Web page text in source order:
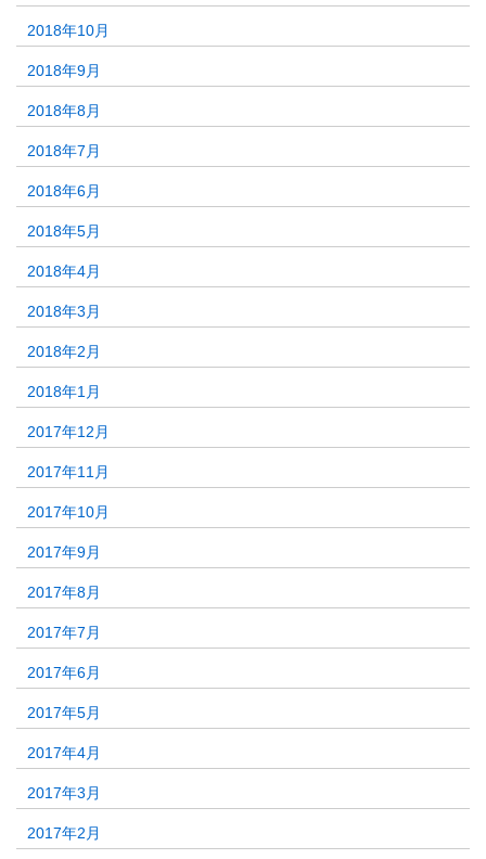
2018年10月
2018年9月
2018年8月
2018年7月
2018年6月
2018年5月
2018年4月
2018年3月
2018年2月
2018年1月
2017年12月
2017年11月
2017年10月
2017年9月
2017年8月
2017年7月
2017年6月
2017年5月
2017年4月
2017年3月
2017年2月